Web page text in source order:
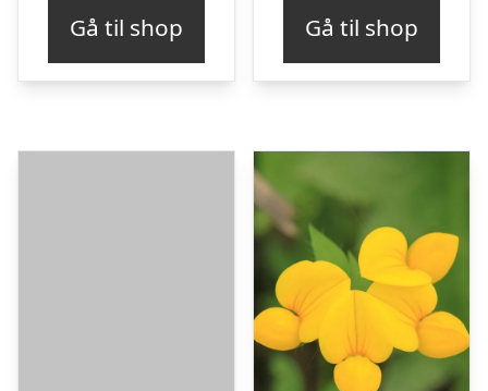
Gå til shop Gå til shop